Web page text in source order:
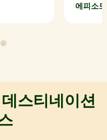
에피소
스티네이션